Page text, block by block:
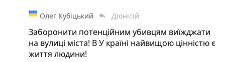
Олег Кубіцький reply Діонісій
Заборонити потенційним убивцям виїжджати
на вулиці міста! В У країні найвищою цінністю є
життя людини!